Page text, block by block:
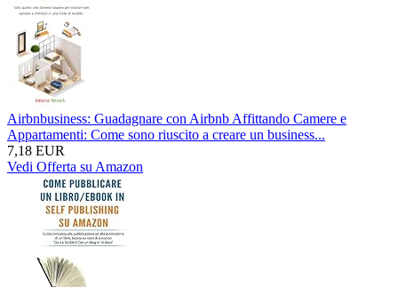
Airbnbusiness: Guadagnare con Airbnb Affittando Camere e
Appartamenti: Come sono riuscito a creare un business...
7,18 EUR
Vedi Offerta su Amazon